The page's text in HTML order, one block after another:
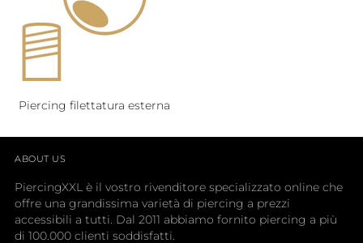
Piercing filettatura esterna
ABOUT US
PiercingXXL è il vostro rivenditore specializzato online che
offre una grandissima varietà di piercing a prezzi
accessibili a tutti. Dal 2011 abbiamo fornito piercing a più
di 100.000 clienti soddisfatti.